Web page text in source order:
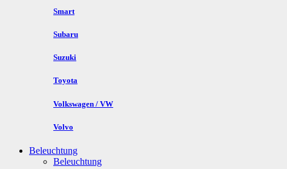
Smart
Subaru
Suzuki
Toyota
Volkswagen / VW
Volvo
Beleuchtung
Beleuchtung